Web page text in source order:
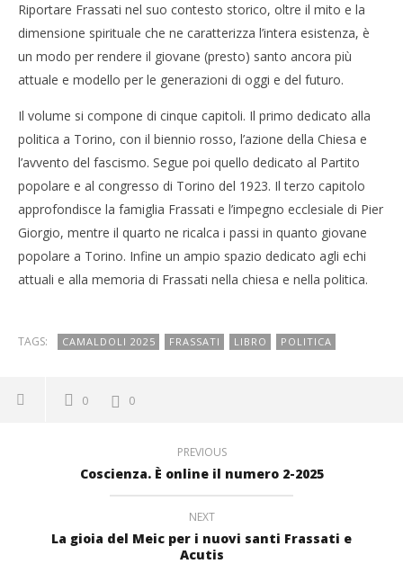
Riportare Frassati nel suo contesto storico, oltre il mito e la
dimensione spirituale che ne caratterizza l’intera esistenza, è
un modo per rendere il giovane (presto) santo ancora più
attuale e modello per le generazioni di oggi e del futuro.
Il volume si compone di cinque capitoli. Il primo dedicato alla
politica a Torino, con il biennio rosso, l’azione della Chiesa e
l’avvento del fascismo. Segue poi quello dedicato al Partito
popolare e al congresso di Torino del 1923. Il terzo capitolo
approfondisce la famiglia Frassati e l’impegno ecclesiale di Pier
Giorgio, mentre il quarto ne ricalca i passi in quanto giovane
popolare a Torino. Infine un ampio spazio dedicato agli echi
attuali e alla memoria di Frassati nella chiesa e nella politica.
TAGS: CAMALDOLI 2025 FRASSATI LIBRO POLITICA
0 0
PREVIOUS
Coscienza. È online il numero 2-2025
NEXT
La gioia del Meic per i nuovi santi Frassati e
Acutis